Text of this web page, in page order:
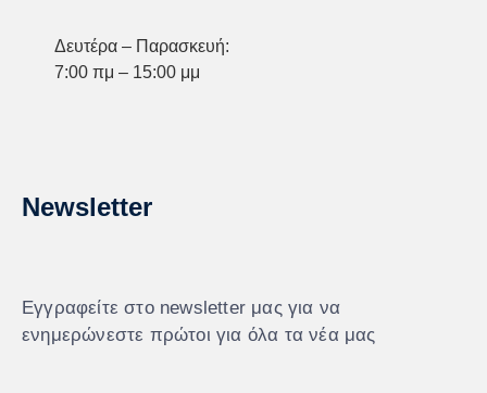
Δευτέρα – Παρασκευή:
7:00 πμ – 15:00 μμ
Newsletter
Εγγραφείτε στο newsletter μας για να
ενημερώνεστε πρώτοι για όλα τα νέα μας